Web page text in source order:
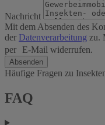
Nachricht
Mit dem Absenden des
der Datenverarbeitung zu.
per E-Mail widerrufen.
Absenden
Häufige Fragen zu
FAQ